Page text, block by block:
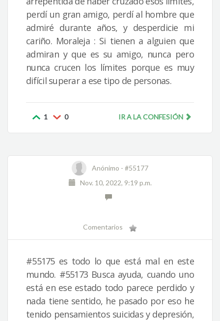
perdí un gran amigo, perdí al hombre que
admiré durante años, y desperdicie mi
cariño. Moraleja : Si tienen a alguien que
admiran y que es su amigo, nunca pero
nunca crucen los límites porque es muy
difícil superar a ese tipo de personas.
1 0 IR A LA CONFESIÓN
Anónimo - #55177
Nov. 10, 2022, 9:19 p.m.
Comentarios
#55175 es todo lo que está mal en este
mundo. #55173 Busca ayuda, cuando uno
está en ese estado todo parece perdido y
nada tiene sentido, he pasado por eso he
tenido pensamientos suicidas y depresión,